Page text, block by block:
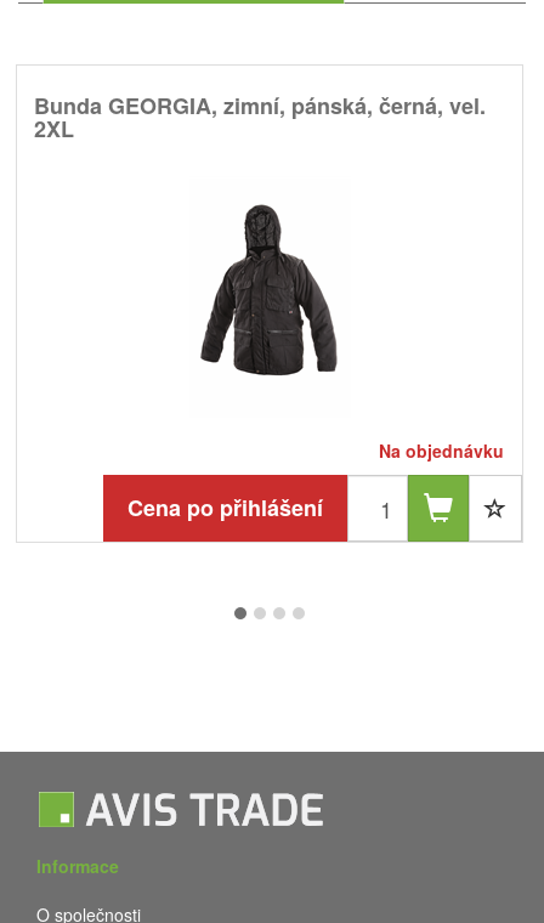
Bunda GEORGIA, zimní, pánská, černá, vel.
2XL
Na objednávku
Cena po přihlášení
Informace
O společnosti